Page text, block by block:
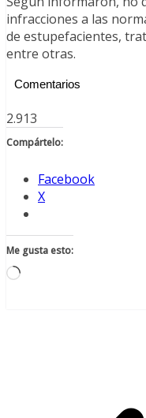
infracciones a las
de estupefacientes,
entre otras.
Comentarios
2.913
Compártelo:
Facebook
X
Me gusta esto:
Cargando...